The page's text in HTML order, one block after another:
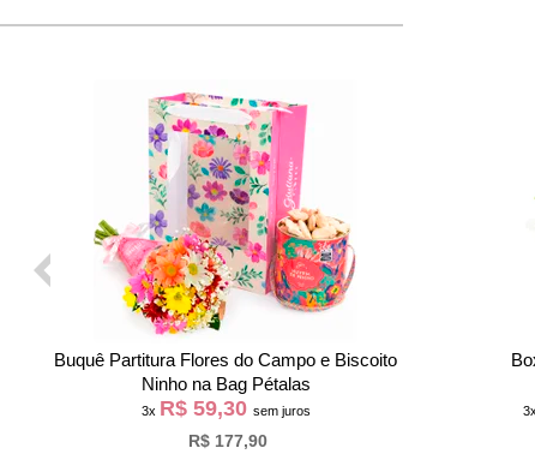
Buque de 6 Rosas Champanhe e Caixa de
Chocolate Giu
3x R$ 60,93 sem juros
R$ 182,80